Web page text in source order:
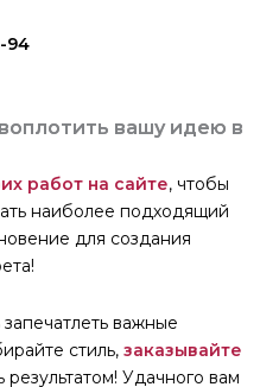
94
вашу идею в
работ на сайте, чтобы
наиболее подходящий
для создания
важные
стиль, заказывайте
Удачного вам